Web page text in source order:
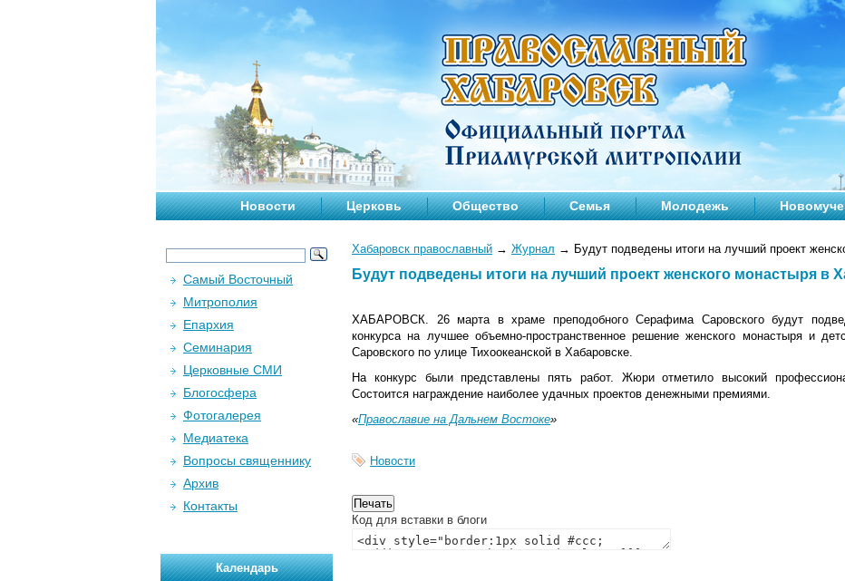
Новости Церковь Общество Семья Молодежь
Хабаровск православный → Журнал → Будут подведены итоги на лучший проект
Будут подведены итоги на лучший проект женского монастыря в
ХАБАРОВСК. 26 марта в храме преподобного Серафима Саровского будут
конкурса на лучшее объемно-пространственное решение женского монастыря и
Саровского по улице Тихоокеанской в Хабаровске.
На конкурс были представлены пять работ. Жюри отметило высокий
Состоится награждение наиболее удачных проектов денежными премиями.
«Православие на Дальнем Востоке»
Новости
Код для вставки в блоги
Самый Восточный
Митрополия
Епархия
Семинария
Церковные СМИ
Блогосфера
Фотогалерея
Медиатека
Вопросы священнику
Архив
Контакты
Календарь